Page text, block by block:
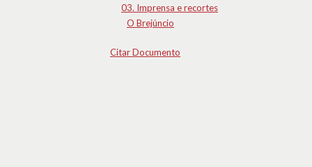
03. Imprensa e recortes
O Brejúncio
Citar Documento